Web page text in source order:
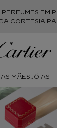
EM
CORTESIA
MÃES JÓIAS